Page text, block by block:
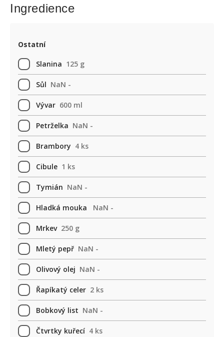
Ingredience
Ostatní
Slanina 125 g
Sůl NaN -
Vývar 600 ml
Petrželka NaN -
Brambory 4 ks
Cibule 1 ks
Tymián NaN -
Hladká mouka NaN -
Mrkev 250 g
Mletý pepř NaN -
Olivový olej NaN -
Řapíkatý celer 2 ks
Bobkový list NaN -
Čtvrtky kuřecí 4 ks